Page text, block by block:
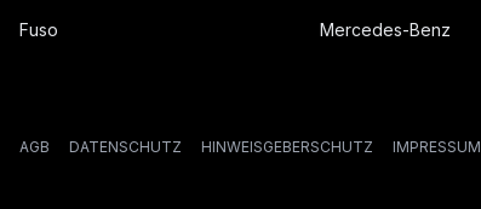
Fuso
Mercedes-Benz
AGB DATENSCHUTZ HINWEISGEBERSCHUTZ IMPRESSUM